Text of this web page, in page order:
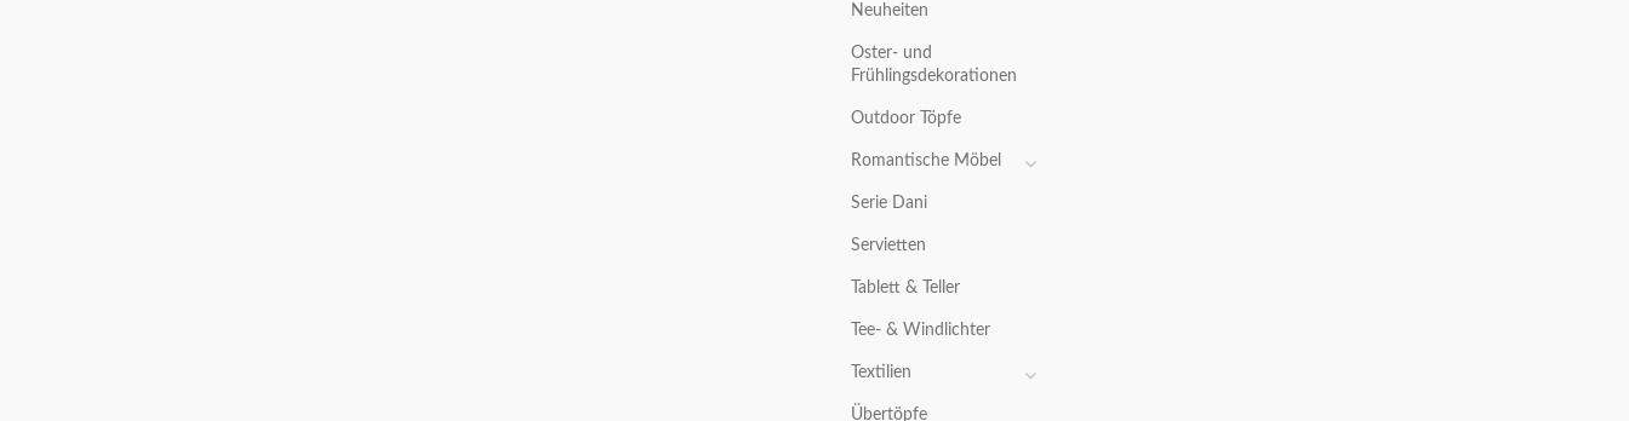
Neuheiten
Oster- und
Frühlingsdekorationen
Outdoor Töpfe
Romantische Möbel
Serie Dani
Servietten
Tablett & Teller
Tee- & Windlichter
Textilien
Übertöpfe